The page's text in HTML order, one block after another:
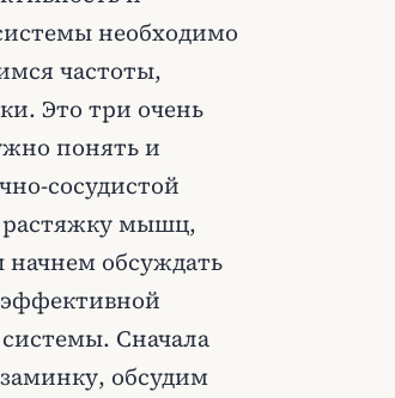
необходимо
частоты,
Это три очень
понять и
сосудистой
растяжку мышц,
начнем обсуждать
Сначала
обсудим